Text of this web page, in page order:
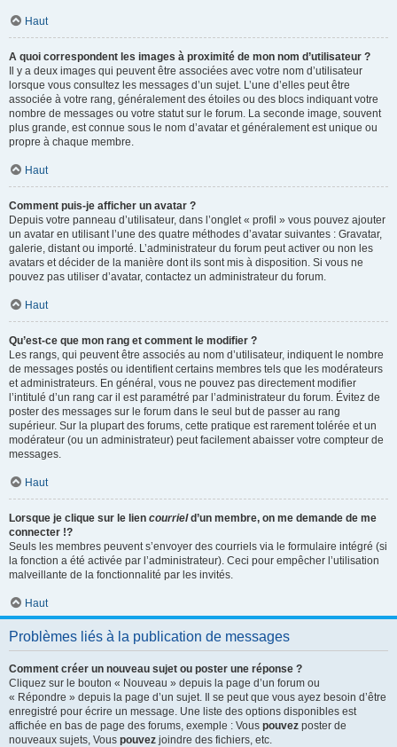
Haut
A quoi correspondent les images à proximité de mon nom d’utilisateur ?
Il y a deux images qui peuvent être associées avec votre nom d’utilisateur
lorsque vous consultez les messages d’un sujet. L’une d’elles peut être
associée à votre rang, généralement des étoiles ou des blocs indiquant votre
nombre de messages ou votre statut sur le forum. La seconde image, souvent
plus grande, est connue sous le nom d’avatar et généralement est unique ou
propre à chaque membre.
Haut
Comment puis-je afficher un avatar ?
Depuis votre panneau d’utilisateur, dans l’onglet « profil » vous pouvez ajouter
un avatar en utilisant l’une des quatre méthodes d’avatar suivantes : Gravatar,
galerie, distant ou importé. L’administrateur du forum peut activer ou non les
avatars et décider de la manière dont ils sont mis à disposition. Si vous ne
pouvez pas utiliser d’avatar, contactez un administrateur du forum.
Haut
Qu’est-ce que mon rang et comment le modifier ?
Les rangs, qui peuvent être associés au nom d’utilisateur, indiquent le nombre
de messages postés ou identifient certains membres tels que les modérateurs
et administrateurs. En général, vous ne pouvez pas directement modifier
l’intitulé d’un rang car il est paramétré par l’administrateur du forum. Évitez de
poster des messages sur le forum dans le seul but de passer au rang
supérieur. Sur la plupart des forums, cette pratique est rarement tolérée et un
modérateur (ou un administrateur) peut facilement abaisser votre compteur de
messages.
Haut
Lorsque je clique sur le lien courrield’un membre, on me demande de me
connecter !?
Seuls les membres peuvent s’envoyer des courriels via le formulaire intégré (si
la fonction a été activée par l’administrateur). Ceci pour empêcher l’utilisation
malveillante de la fonctionnalité par les invités.
Haut
Problèmes liés à la publication de messages
Comment créer un nouveau sujet ou poster une réponse ?
Cliquez sur le bouton « Nouveau » depuis la page d’un forum ou
« Répondre » depuis la page d’un sujet. Il se peut que vous ayez besoin d’être
enregistré pour écrire un message. Une liste des options disponibles est
affichée en bas de page des forums, exemple : Vous pouvez poster de
nouveaux sujets, Vous pouvez joindre des fichiers, etc.